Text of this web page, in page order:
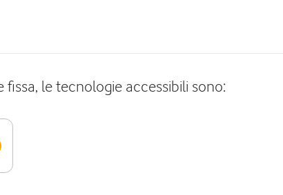
le tecnologie accessibili sono: